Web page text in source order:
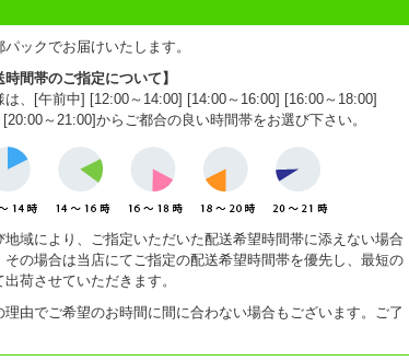
ックでお届けいたします。
時間帯のご指定について】
は、[午前中] [12:00～14:00] [14:00～16:00] [16:00～18:00]
～21:00]からご都合の良い時間帯をお選び下さい。
域により、ご指定いただいた配送希望時間帯に添えない場合
その場合は当店にてご指定の配送希望時間帯を優先し、最短の
荷させていただきます。
由でご希望のお時間に間に合わない場合もございます。ご了